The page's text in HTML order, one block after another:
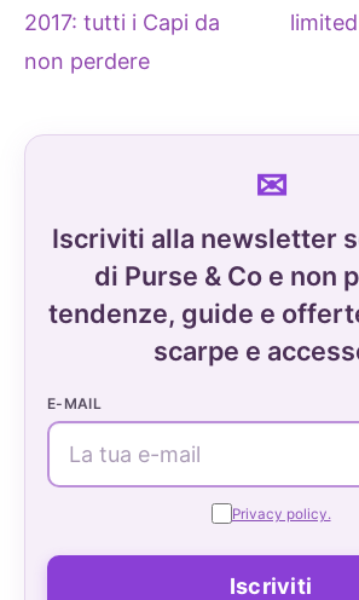
2017: tutti i Capi da
non perdere
Iscriviti alla newsletter
di Purse & Co e non
tendenze, guide e
scarpe e
E-MAIL
Privacy policy.